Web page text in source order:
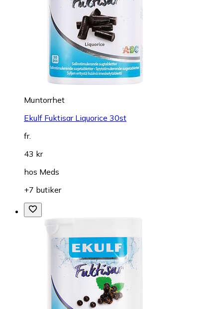
Muntorrhet
Ekulf Fuktisar Liquorice 30st
fr.
43 kr
hos Meds
+7 butiker